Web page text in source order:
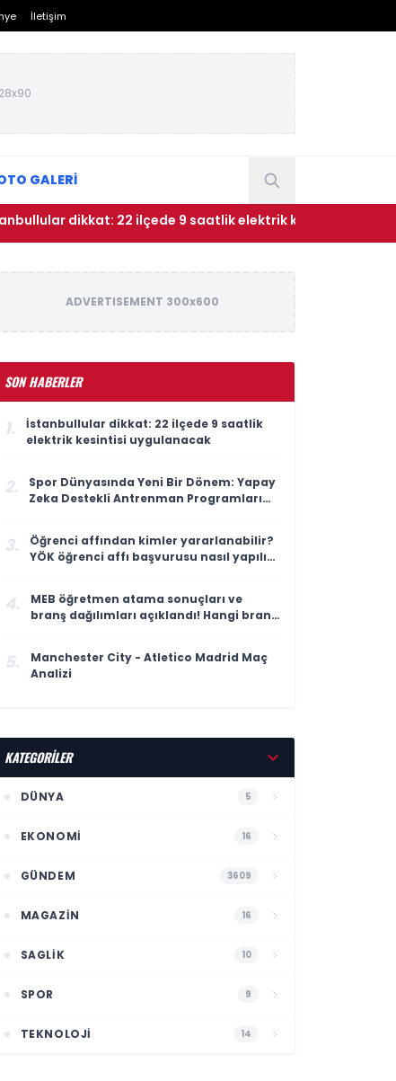
İletişim
GALERİ
dikkat: 22 ilçede 9 saatlik elektrik kesintisi uygulanacak
ADVERTISEMENT 300x600
SON HABERLER
1.
İstanbullular dikkat: 22 ilçede 9 saatlik
elektrik kesintisi uygulanacak
2.
Spor Dünyasında Yeni Bir Dönem: Yapay
Zeka Destekli Antrenman Programları
3.
Öğrenci affından kimler yararlanabilir?
YÖK öğrenci affı başvurusu nasıl yapılır,
4.
MEB öğretmen atama sonuçları ve
branş dağılımları açıklandı! Hangi branş
5.
Manchester City - Atletico Madrid Maç
Analizi
KATEGORİLER
DÜNYA 5
EKONOMI 16
GÜNDEM 3609
MAGAZIN 16
SAGLIK 10
SPOR 9
TEKNOLOJI 14